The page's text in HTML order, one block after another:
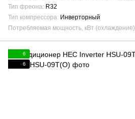
Тип фреона R32
Тип компрессора Инверторный
Потребляемая мощность, кВт (охлаждение)
6
6